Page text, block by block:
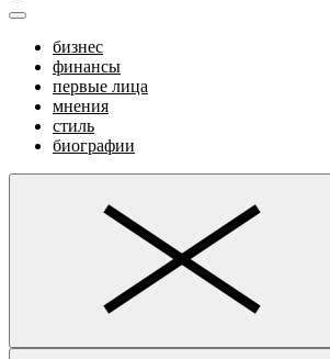
бизнес
финансы
первые лица
мнения
стиль
биографии